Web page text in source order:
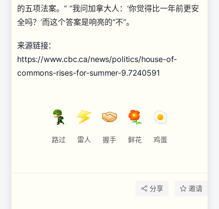
的五项法案。” “我问加拿大人：‘你觉得比一年前更安
全吗？’而这个答案是响亮的“不”。
来源链接：
https://www.cbc.ca/news/politics/house-of-
commons-rises-for-summer-9.7240591
路过 雷人 握手 鲜花 鸡蛋
分享 邀请